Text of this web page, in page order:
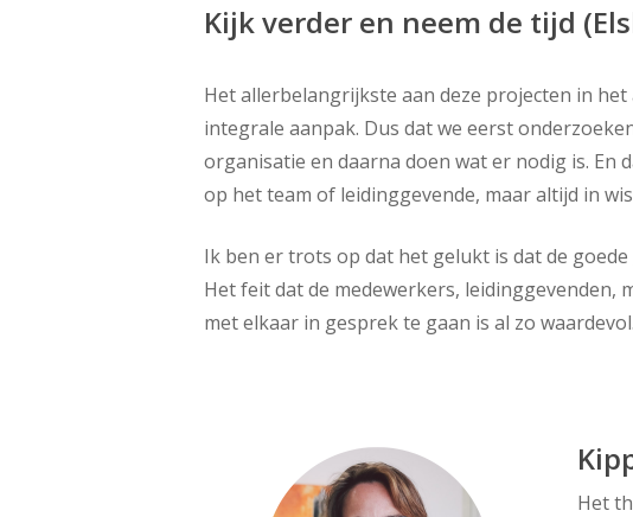
Kijk verder en neem de tijd
Het allerbelangrijkste aan deze projecten in
integrale aanpak. Dus dat we eerst
organisatie en daarna doen wat er nodig is. En
op het team of leidinggevende, maar altijd in
Ik ben er trots op dat het gelukt is dat de
Het feit dat de medewerkers, leidinggevenden,
met elkaar in gesprek te gaan is al zo
Het